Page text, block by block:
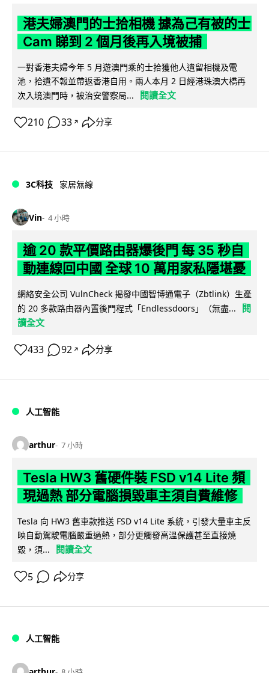
港夫婦澳門的士拾相機 據為己有被的士
Cam 睇到 2 個月後再入境被捕
一對香港夫婦今年 5 月遊澳門乘的士拾獲他人遺留相機及電
池，拾遺不報並帶返香港自用。兩人本月 2 日經港珠澳大橋再
次入境澳門時，被治安警察局...
閱讀全文
210 33 ↗ 分享
3C科技 家居無線
Vin 4 小時
逾 20 款平價路由器爆後門 每 35 秒自
動連線回中國 全球 10 萬用家私隱堪憂
網絡安全公司 VulnCheck 揭發中國智博通電子（Zbtlink）生產
的 20 多款路由器內置後門程式「Endlessdoors」（無盡...
閱
讀全文
433 92 ↗ 分享
人工智能
arthur 7 小時
Tesla HW3 舊硬件裝 FSD v14 Lite 頻
現過熱 部分電腦損毀車主須自費維修
Tesla 向 HW3 舊車款推送 FSD v14 Lite 系統，引發大量車主反
映自動駕駛電腦嚴重過熱，部分更觸發高溫保護甚至直接燒
毀，須...
閱讀全文
5 分享
人工智能